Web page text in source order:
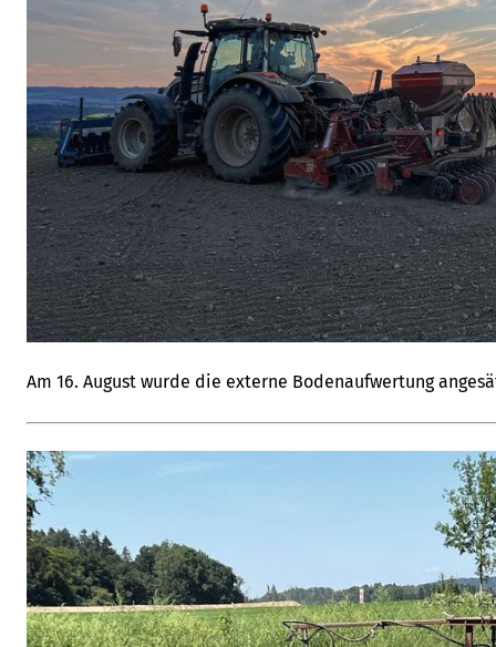
Am 16. August wurde die externe Bodenaufwertung